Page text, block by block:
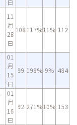
日
11
月
28
日
108117%11% 112
01
月
15
日
99 198% 9% 484
01
月
16
日
92 271%10% 153